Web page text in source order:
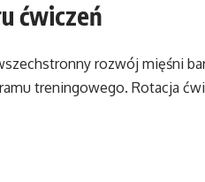
ćwiczeń
rozwój mięśni
treningowego. Rotacja